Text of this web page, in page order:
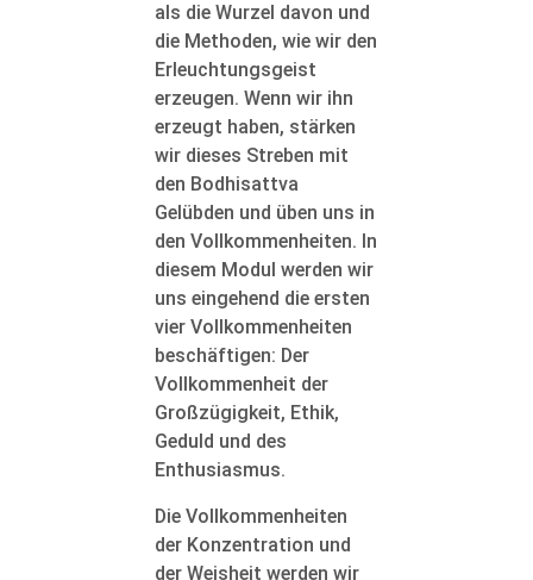
als die Wurzel davon und
die Methoden, wie wir den
Erleuchtungsgeist
erzeugen. Wenn wir ihn
erzeugt haben, stärken
wir dieses Streben mit
den Bodhisattva
Gelübden und üben uns in
den Vollkommenheiten. In
diesem Modul werden wir
uns eingehend die ersten
vier Vollkommenheiten
beschäftigen: Der
Vollkommenheit der
Großzügigkeit, Ethik,
Geduld und des
Enthusiasmus.
Die Vollkommenheiten
der Konzentration und
der Weisheit werden wir